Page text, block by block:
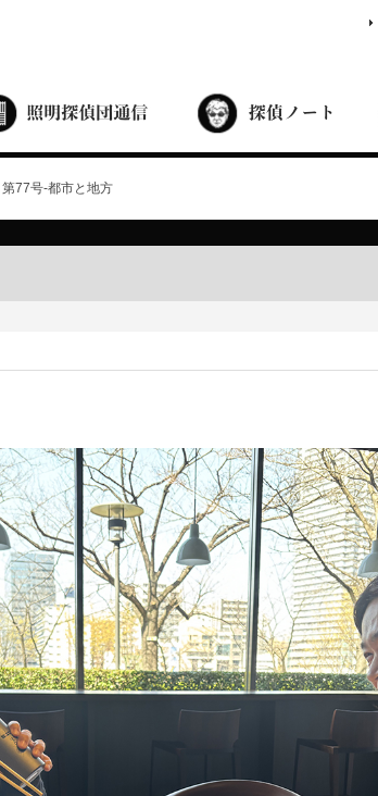
面出の探偵ノート
照明探偵団員の独り言
コーヒーブレイク
あかりのミシュラン
第77号-都市と地方